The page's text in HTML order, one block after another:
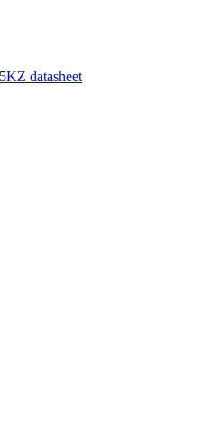
datasheet